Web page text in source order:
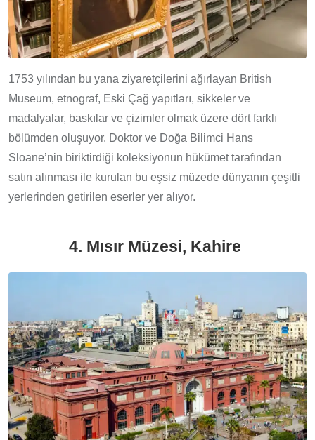
1753 yılından bu yana ziyaretçilerini ağırlayan British
Museum, etnograf, Eski Çağ yapıtları, sikkeler ve
madalyalar, baskılar ve çizimler olmak üzere dört farklı
bölümden oluşuyor. Doktor ve Doğa Bilimci Hans
Sloane’nin biriktirdiği koleksiyonun hükümet tarafından
satın alınması ile kurulan bu eşsiz müzede dünyanın çeşitli
yerlerinden getirilen eserler yer alıyor.
4. Mısır Müzesi, Kahire